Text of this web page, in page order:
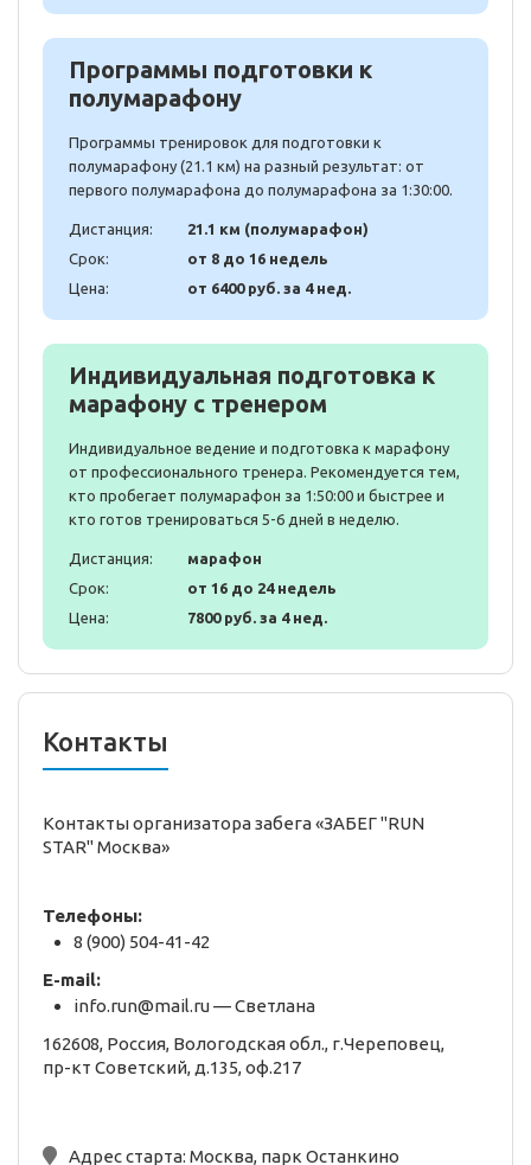
Программы подготовки к
полумарафону
Программы тренировок для подготовки к
полумарафону (21.1 км) на разный результат: от
первого полумарафона до полумарафона за 1:30:00.
Дистанция:
21.1 км (полумарафон)
Срок:
от 8 до 16 недель
Цена:
от 6400 руб. за 4 нед.
Индивидуальная подготовка к
марафону с тренером
Индивидуальное ведение и подготовка к марафону
от профессионального тренера. Рекомендуется тем,
кто пробегает полумарафон за 1:50:00 и быстрее и
кто готов тренироваться 5-6 дней в неделю.
Дистанция:
марафон
Срок:
от 16 до 24 недель
Цена:
7800 руб. за 4 нед.
Контакты
Контакты организатора забега «ЗАБЕГ "RUN
STAR" Москва»
Телефоны:
8 (900) 504-41-42
E-mail:
info.run@mail.ru — Светлана
162608, Россия, Вологодская обл., г.Череповец,
пр-кт Советский, д.135, оф.217
Адрес старта: Москва, парк Останкино